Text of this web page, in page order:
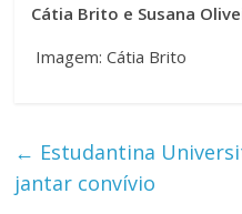
Cátia Brito e Susana
Imagem: Cátia Brito
← Estudantina
jantar convívio